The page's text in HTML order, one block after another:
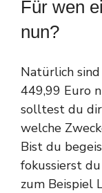
Für wen
nun?
Natürlich
449,99 Euro
solltest du dir
welche
Bist du
fokussierst
zum Beispiel